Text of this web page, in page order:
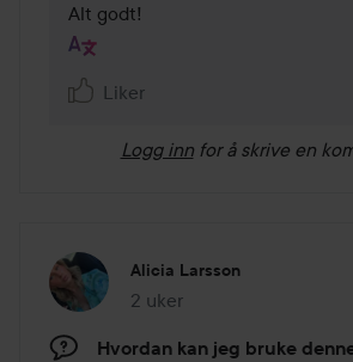
Alt godt!
Liker
Logg inn for å skrive en
Alicia Larsson
2 uker
Innlegget ble opprettet 2
Hvordan kan jeg bruke